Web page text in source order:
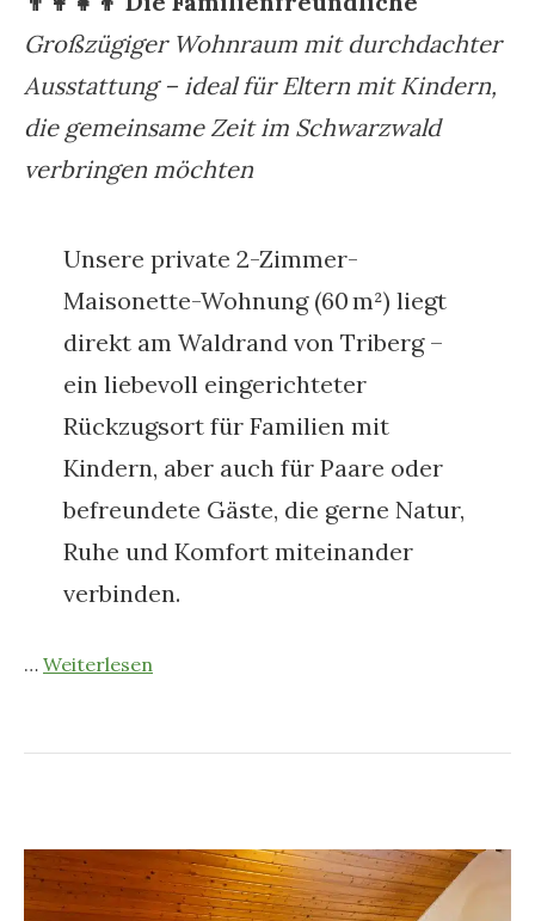
Großzügiger Wohnraum mit durchdachter
Ausstattung – ideal für Eltern mit Kindern,
die gemeinsame Zeit im Schwarzwald
verbringen möchten
Unsere private 2-Zimmer-
Maisonette-Wohnung (60 m²) liegt
direkt am Waldrand von Triberg –
ein liebevoll eingerichteter
Rückzugsort für Familien mit
Kindern, aber auch für Paare oder
befreundete Gäste, die gerne Natur,
Ruhe und Komfort miteinander
verbinden.
… Weiterlesen